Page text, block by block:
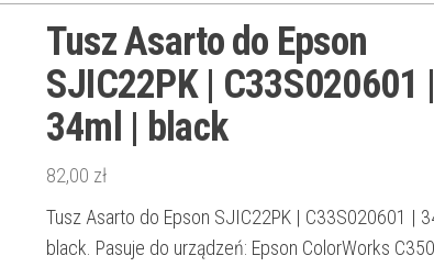
Tusz Asarto do Epson
SJIC22PK | C33S020601
34ml | black
82,00 zł
Tusz Asarto do Epson SJIC22PK | C33S020601 |
black. Pasuje do urządzeń: Epson ColorWorks